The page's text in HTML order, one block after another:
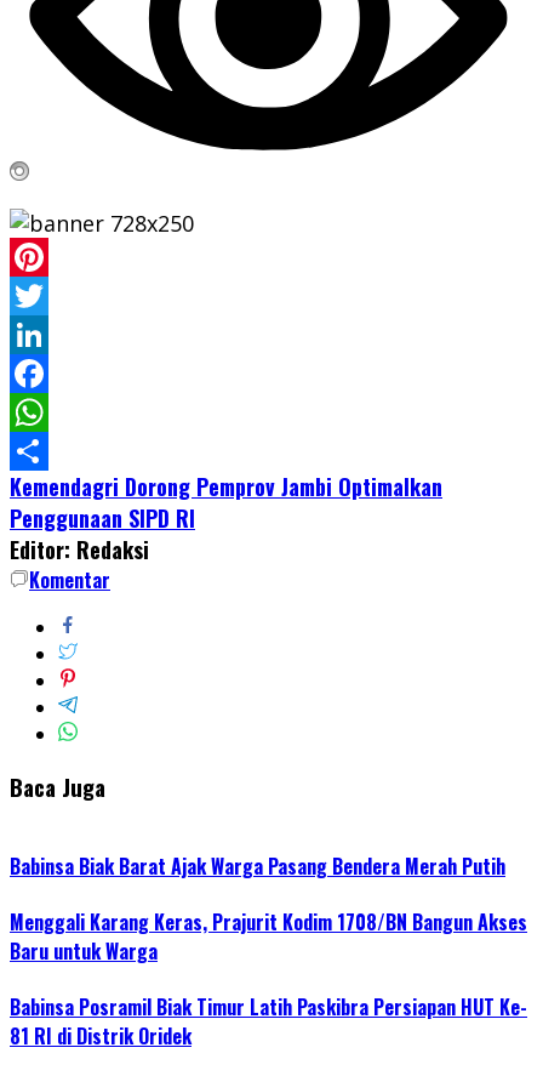
Pinterest
Twitter
LinkedIn
Facebook
WhatsApp
Share
Kemendagri Dorong Pemprov Jambi Optimalkan
Penggunaan SIPD RI
Editor: Redaksi
Komentar
Baca Juga
Babinsa Biak Barat Ajak Warga Pasang Bendera Merah Putih
Menggali Karang Keras, Prajurit Kodim 1708/BN Bangun Akses
Baru untuk Warga
Babinsa Posramil Biak Timur Latih Paskibra Persiapan HUT Ke-
81 RI di Distrik Oridek